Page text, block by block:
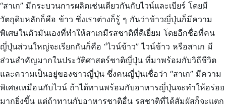
“สาเก” มีกระบวนการผลิตเช่นเดียวกันกับไวน์และเบียร์ โดยมี
วัตถุดิบหลักก็คือ ข้าว ซึ่งเราต่างก็รู้ ๆ กันว่าข้าวญี่ปุ่นก็มีความ
พิเศษในตัวมันเองที่ทำให้สาเกมีรสชาติที่ดีเยี่ยม โดยอีกชื่อที่คน
ญี่ปุ่นส่วนใหญ่จะเรียกกันก็คือ “ไวน์ข้าว” ไวน์ข้าว หรือสาเก มี
ส่วนสำคัญมากในประวัติศาสตร์ชาติญี่ปุ่น ที่มาพร้อมกับวิถีชีวิต
และความเป็นอยู่ของชาวญี่ปุ่น ซึ่งคนญี่ปุ่นเชื่อว่า “สาเก” มีความ
พิเศษเหมือนกับไวน์ ถ้าได้ทานพร้อมกับอาหารญี่ปุ่นจะทำให้อร่อย
มากยิ่งขึ้น แต่ถ้าทานกับอาหารชาติอื่น รสชาติที่ได้สัมผัสก็จะแตก